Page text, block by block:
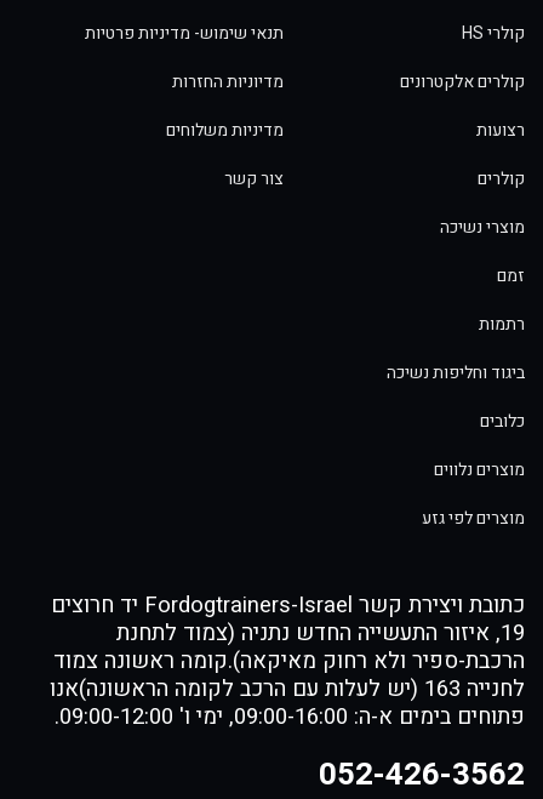
קולרי HS
קולרים אלקטרונים
רצועות
קולרים
מוצרי נשיכה
זמם
רתמות
ביגוד וחליפות נשיכה
כלובים
מוצרים נלווים
מוצרים לפי גזע
תנאי שימוש- מדיניות פרטיות
מדיוניות החזרות
מדיניות משלוחים
צור קשר
כתובת ויצירת קשר Fordogtrainers-Israel יד חרוצים
19, איזור התעשייה החדש נתניה (צמוד לתחנת
הרכבת-ספיר ולא רחוק מאיקאה).קומה ראשונה צמוד
לחנייה 163 (יש לעלות עם הרכב לקומה הראשונה)אנו
פתוחים בימים א-ה: 09:00-16:00, ימי ו' 09:00-12:00.
052-426-3562